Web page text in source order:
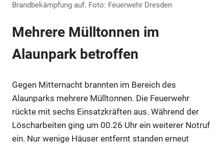
Brandbekämpfung auf. Foto: Feuerwehr Dresden
Mehrere Mülltonnen im
Alaunpark betroffen
Gegen Mitternacht brannten im Bereich des
Alaunparks mehrere Mülltonnen. Die Feuerwehr
rückte mit sechs Einsatzkräften aus. Während der
Löscharbeiten ging um 00.26 Uhr ein weiterer Notruf
ein. Nur wenige Häuser entfernt standen erneut